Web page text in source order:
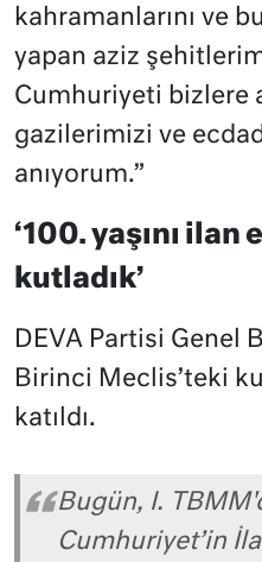
kahramanlarını ve
yapan aziz
Cumhuriyeti bizlere
gazilerimizi ve
anıyorum.”
‘100. yaşını
kutladık’
DEVA Partisi Genel
Birinci Meclis’teki
katıldı.
Bugün, I.
Cumhuriyet’in